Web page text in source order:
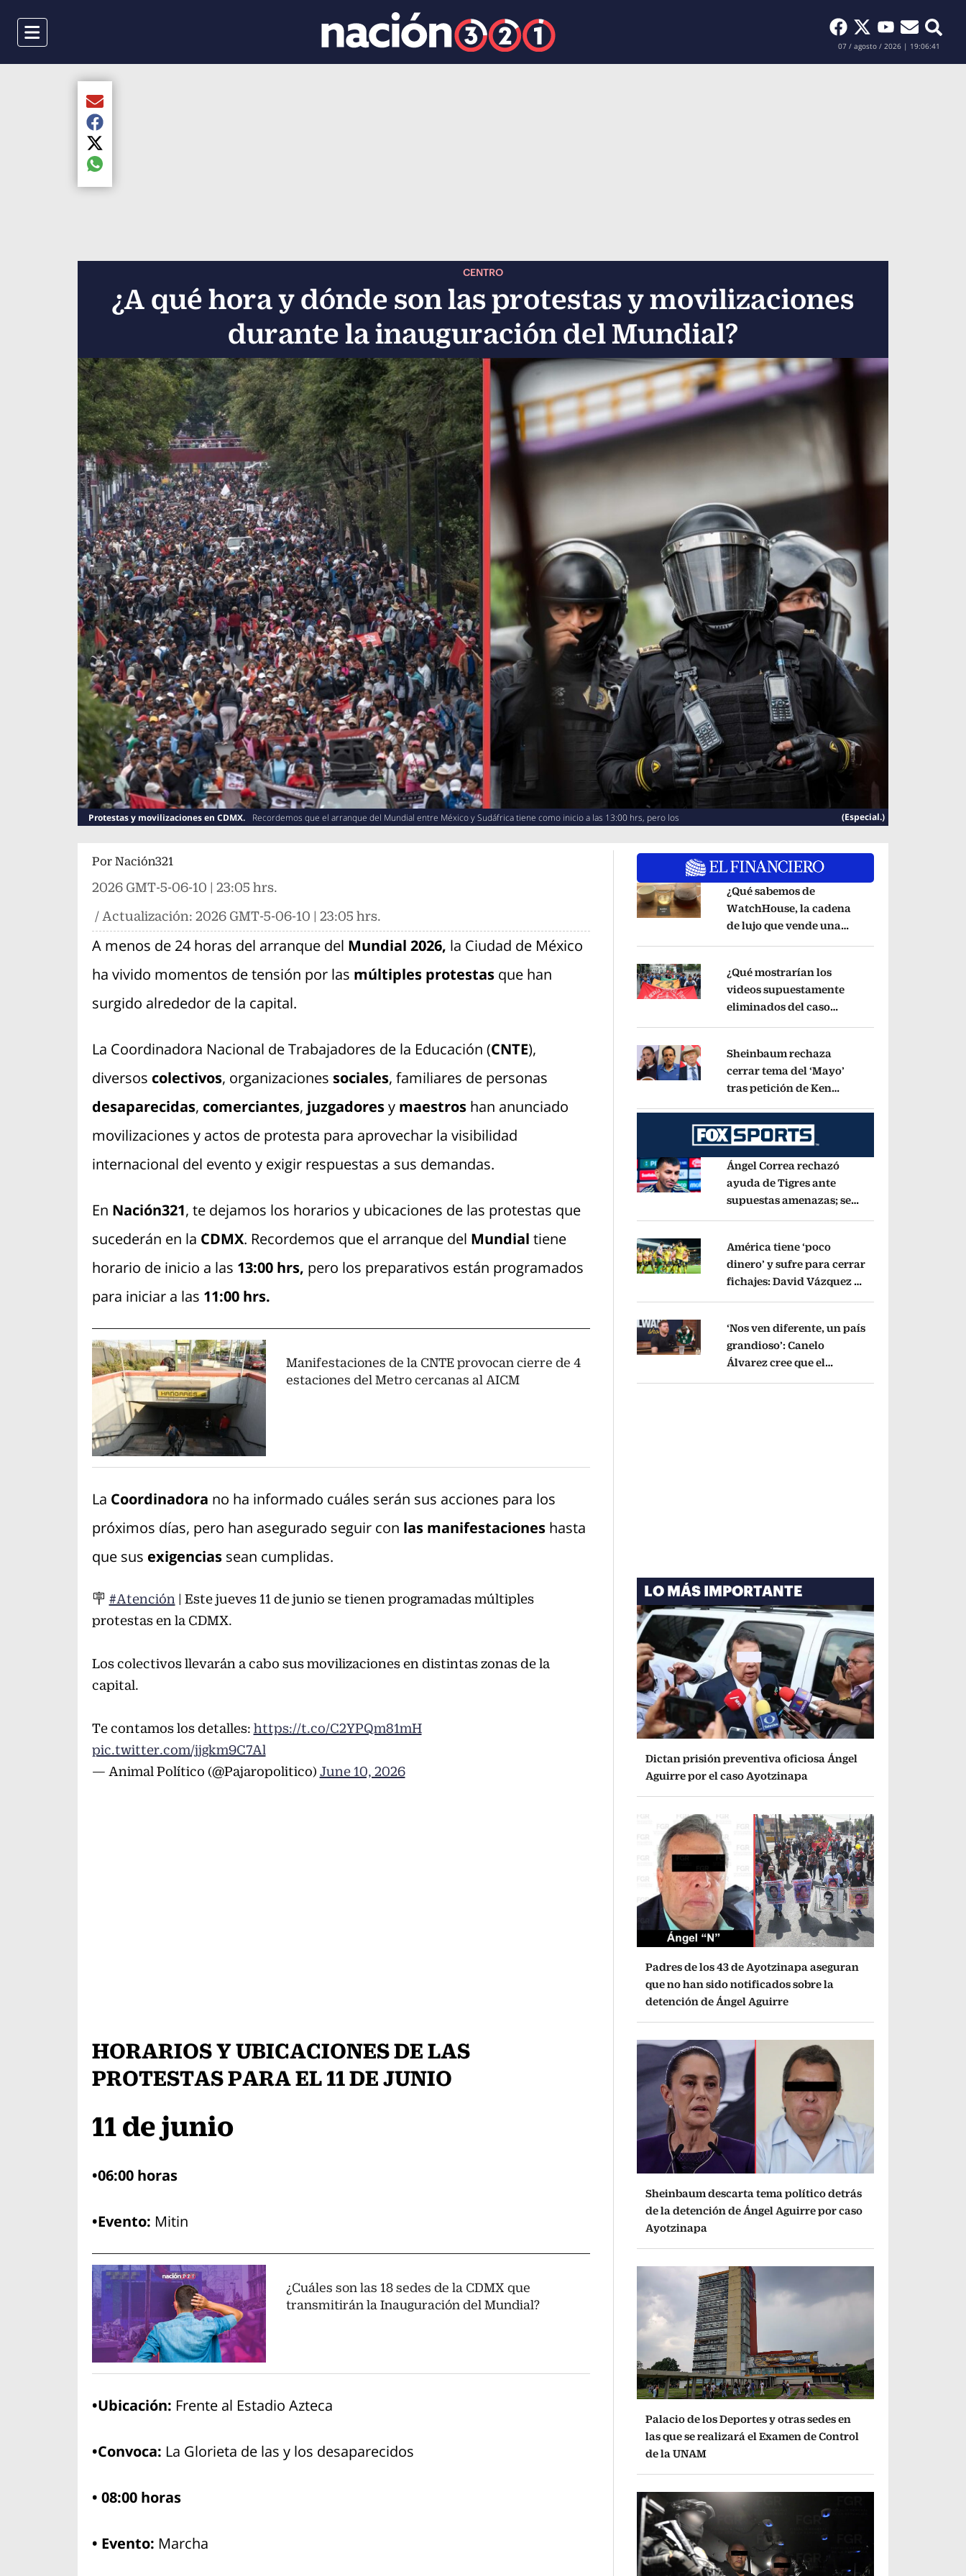
Menu Buscar
07 / agosto / 2026 | 19:06:42
CENTRO
¿A qué hora y dónde son las protestas y movilizaciones
durante la inauguración del Mundial?
Protestas y movilizaciones en CDMX.
Recordemos que el arranque del Mundial entre México y Sudáfrica tiene como inicio a las 13:00 hrs, pero los
(Especial.)
Compartir el artículo actual mediante Email
Compartir el artículo actual mediante Facebook
Compartir el artículo actual mediante Twitter
Compartir el artículo actual mediante global.social-whatsapp
Por Nación321
2026 GMT-5-06-10 | 23:05 hrs.
/ Actualización: 2026 GMT-5-06-10 | 23:05 hrs.
A menos de 24 horas del arranque del Mundial 2026, la Ciudad de México
ha vivido momentos de tensión por las múltiples protestas que han
surgido alrededor de la capital.
La Coordinadora Nacional de Trabajadores de la Educación (CNTE),
diversos colectivos, organizaciones sociales, familiares de personas
desaparecidas, comerciantes, juzgadoresy maestroshan anunciado
movilizaciones y actos de protesta para aprovechar la visibilidad
internacional del evento y exigir respuestas a sus demandas.
En Nación321, te dejamos los horarios y ubicaciones de las protestas que
sucederán en la CDMX. Recordemos que el arranque del Mundial tiene
horario de inicio a las 13:00 hrs, pero los preparativos están programados
para iniciar a las 11:00 hrs.
Manifestaciones de la CNTE provocan cierre de 4
estaciones del Metro cercanas al AICM
La Coordinadora no ha informado cuáles serán sus acciones para los
próximos días, pero han asegurado seguir con las manifestaciones hasta
que sus exigenciassean cumplidas.
🪧 #Atención | Este jueves 11 de junio se tienen programadas múltiples
protestas en la CDMX.
Los colectivos llevarán a cabo sus movilizaciones en distintas zonas de la
capital.
Te contamos los detalles: https://t.co/C2YPQm81mH
pic.twitter.com/jjgkm9C7Al
— Animal Político (@Pajaropolitico) June 10, 2026
HORARIOS Y UBICACIONES DE LAS
PROTESTAS PARA EL 11 DE JUNIO
11 de junio
•06:00 horas
•Evento: Mitin
¿Cuáles son las 18 sedes de la CDMX que
transmitirán la Inauguración del Mundial?
•Ubicación: Frente al Estadio Azteca
•Convoca: La Glorieta de las y los desaparecidos
• 08:00 horas
• Evento: Marcha
Opens in new window
¿Qué sabemos de
WatchHouse, la cadena
de lujo que vende una
Opens in new window
¿Qué mostrarían los
videos supuestamente
eliminados del caso
Opens in new window
Sheinbaum rechaza
cerrar tema del ‘Mayo’
tras petición de Ken
decir que ya pasó’
Opens in new window
Ángel Correa rechazó
ayuda de Tigres ante
supuestas amenazas; se
Opens in new window
América tiene ‘poco
dinero’ y sufre para cerrar
fichajes: David Vázquez se
Opens in new window
‘Nos ven diferente, un país
grandioso’: Canelo
Álvarez cree que el
LO MÁS IMPORTANTE
Dictan prisión preventiva oficiosa Ángel
Aguirre por el caso Ayotzinapa
Padres de los 43 de Ayotzinapa aseguran
que no han sido notificados sobre la
detención de Ángel Aguirre
Sheinbaum descarta tema político detrás
de la detención de Ángel Aguirre por caso
Ayotzinapa
Palacio de los Deportes y otras sedes en
las que se realizará el Examen de Control
de la UNAM